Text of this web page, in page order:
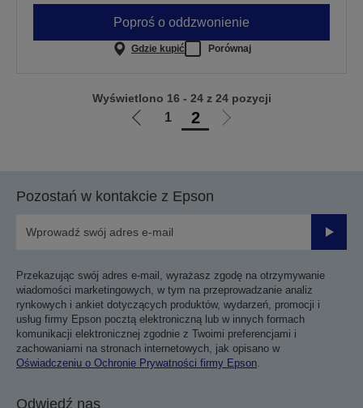
Poproś o oddzwonienie
Gdzie kupić Porównaj
Przejdź
1 2
Przejdź
Wyświetlono 16 - 24 z 24 pozycji
Pozostań w kontakcie z Epson
Przekazując swój adres e-mail, wyrażasz zgodę na otrzymywanie
wiadomości marketingowych, w tym na przeprowadzanie analiz
rynkowych i ankiet dotyczących produktów, wydarzeń, promocji i
usług firmy Epson pocztą elektroniczną lub w innych formach
komunikacji elektronicznej zgodnie z Twoimi preferencjami i
zachowaniami na stronach internetowych, jak opisano w
Oświadczeniu o Ochronie Prywatności firmy Epson.
Odwiedź nas